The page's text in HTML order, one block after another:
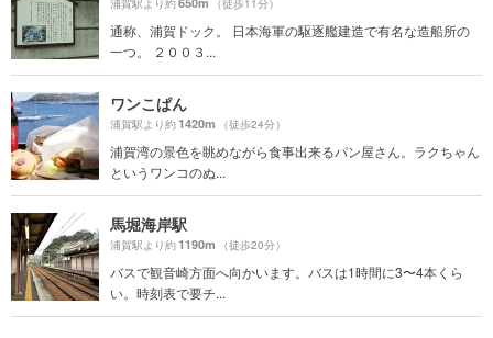
浦賀駅より約 （徒歩11分）
通称、浦賀ドック。 日本海軍の駆逐艦建造で有名な造船所の
一つ。 ２００３...
ワンこぱん
浦賀駅より約1420m （徒歩24分）
浦賀湾の景色を眺めながら食事出来るパン屋さん。ラクちゃん
というワンコのぬ...
馬堀海岸駅
浦賀駅より約1190m （徒歩20分）
バスで観音崎方面へ向かいます。バスは1時間に3〜4本くら
い。時刻表で要チ...